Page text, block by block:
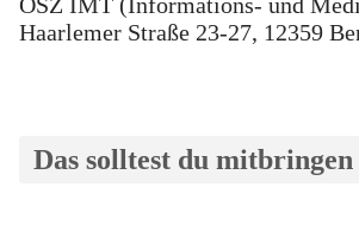
Haarlemer Straße 23-27, 12359
Das solltest du mitbringen